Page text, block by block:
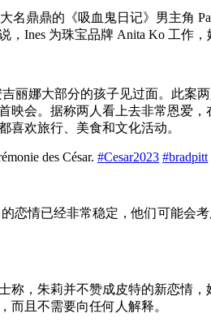
鼎鼎的《吸血鬼日记》男主角
Ines 为珠宝品牌 Anita Ko 工作，
丽娜大部分的孩子见过面。此案
会。据称两人看上去非常恩爱
欢旅行、美食和文化活动。
des César. #Cesar2023 #bradpitt
恋情已经非常稳定，他们可能会
，朱莉并不赞成皮特的新恋情
而且不需要向任何人解释。